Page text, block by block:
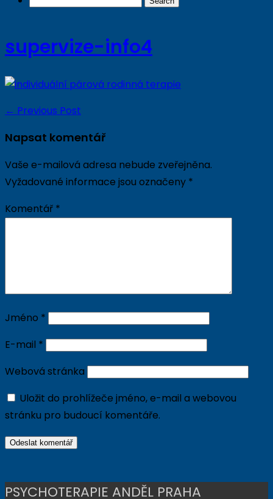
supervize-info4
← Previous Post
Napsat komentář
Vaše e-mailová adresa nebude zveřejněna.
Vyžadované informace jsou označeny *
Komentář *
Jméno *
E-mail *
Webová stránka
Uložit do prohlížeče jméno, e-mail a webovou
stránku pro budoucí komentáře.
PSYCHOTERAPIE ANDĚL PRAHA